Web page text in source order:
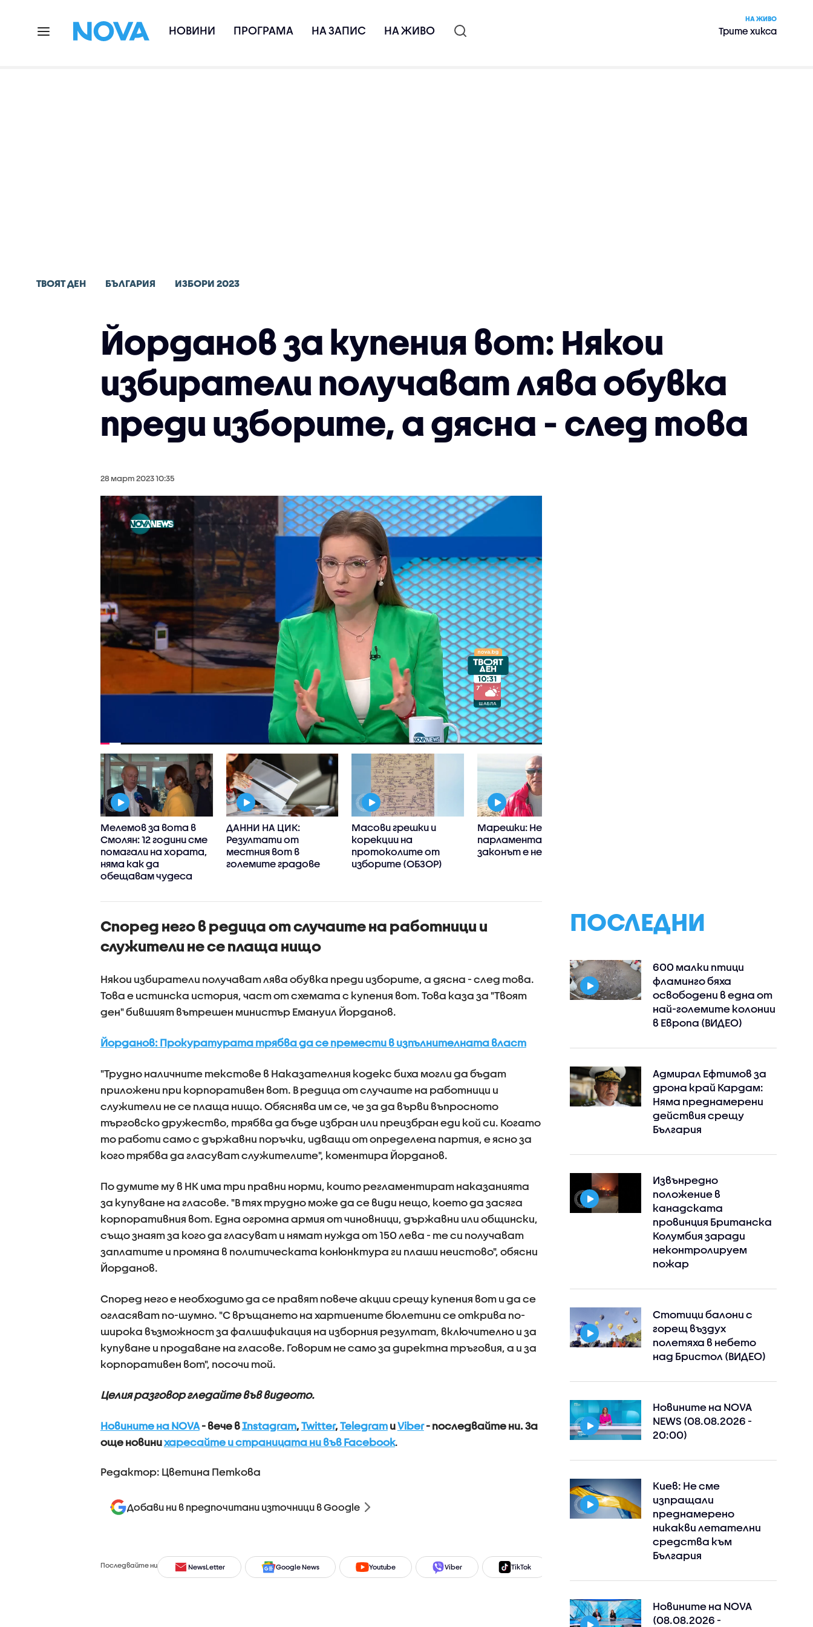
НОВИНИ ПРОГРАМА НА ЗАПИС НА ЖИВО
НА ЖИВО
Трите хикса
ТВОЯТ ДЕН БЪЛГАРИЯ ИЗБОРИ 2023
Йорданов за купения вот: Някои
избиратели получават лява обувка
преди изборите, а дясна - след това
28 март 2023 10:35
Мелемов за вота в
Смолян: 12 години сме
помагали на хората,
няма как да
обещавам чудеса
ДАННИ НА ЦИК:
Резултати от
местния вот в
големите градове
Масови грешки и
корекции на
протоколите от
изборите (ОБЗОР)
Марешки: Не влязох в
парламента, защото
законът е незаконен
Според него в редица от случаите на работници и
служители не се плаща нищо
Някои избиратели получават лява обувка преди изборите, а дясна - след това.
Това е истинска история, част от схемата с купения вот. Това каза за "Твоят
ден" бившият вътрешен министър Емануил Йорданов.
Йорданов: Прокуратурата трябва да се премести в изпълнителната власт
"Трудно наличните текстове в Наказателния кодекс биха могли да бъдат
приложени при корпоративен вот. В редица от случаите на работници и
служители не се плаща нищо. Обяснява им се, че за да върви въпросното
търговско дружество, трябва да бъде избран или преизбран еди кой си. Когато
то работи само с държавни поръчки, идващи от определена партия, е ясно за
кого трябва да гласуват служителите", коментира Йорданов.
По думите му в НК има три правни норми, които регламентират наказанията
за купуване на гласове. "В тях трудно може да се види нещо, което да засяга
корпоративния вот. Една огромна армия от чиновници, държавни или общински,
също знаят за кого да гласуват и нямат нужда от 150 лева - те си получават
заплатите и промяна в политическата конюнктура ги плаши неистово", обясни
Йорданов.
Според него е необходимо да се правят повече акции срещу купения вот и да се
огласяват по-шумно. "С връщането на хартиените бюлетини се открива по-
широка възможност за фалшификация на изборния резултат, включително и за
купуване и продаване на гласове. Говорим не само за директна тръговия, а и за
корпоративен вот", посочи той.
Целия разговор гледайте във видеото.
Новините на NOVA- вече вInstagram, Twitter, TelegramиViber- последвайте ни.За
още новинихаресайте и страницата ни във Facebook.
Редактор: Цветина Петкова
Добави ни в предпочитани източници в Google
Последвайте ни NewsLetter Google News Youtube Viber TikTok
ПОСЛЕДНИ
600 малки птици
фламинго бяха
освободени в една от
най-големите колонии
в Европа (ВИДЕО)
Адмирал Ефтимов за
дрона край Кардам:
Няма преднамерени
действия срещу
България
Извънредно
положение в
канадската
провинция Британска
Колумбия заради
неконтролируем
пожар
Стотици балони с
горещ въздух
полетяха в небето
над Бристол (ВИДЕО)
Новините на NOVA
NEWS (08.08.2026 -
20:00)
Киев: Не сме
изпращали
преднамерено
никакви летателни
средства към
България
Новините на NOVA
(08.08.2026 -